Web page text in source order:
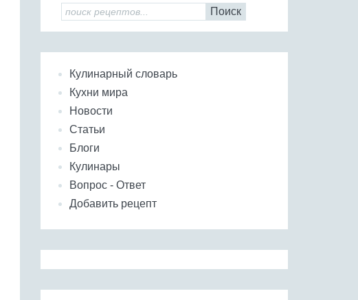
Поиск
Кулинарный словарь
Кухни мира
Новости
Статьи
Блоги
Кулинары
Вопрос - Ответ
Добавить рецепт